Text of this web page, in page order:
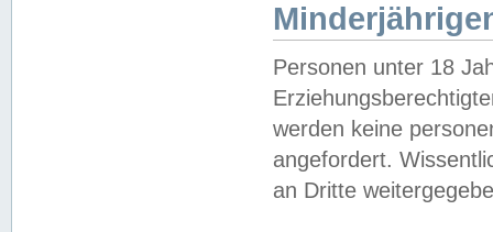
Personen unter 18
werden keine
angefordert.
an Dritte